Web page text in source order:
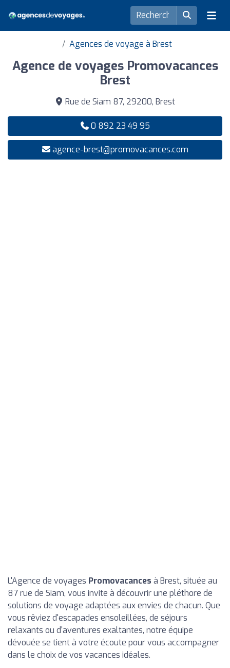
Agences de voyage à Brest
Agence de voyages Promovacances
Brest
Rue de Siam 87, 29200, Brest
0 892 23 49 95
agence-brest@promovacances.com
L'Agence de voyages Promovacances à Brest, située au
87 rue de Siam, vous invite à découvrir une pléthore de
solutions de voyage adaptées aux envies de chacun. Que
vous rêviez d'escapades ensoleillées, de séjours
relaxants ou d'aventures exaltantes, notre équipe
dévouée se tient à votre écoute pour vous accompagner
dans le choix de vos vacances idéales.